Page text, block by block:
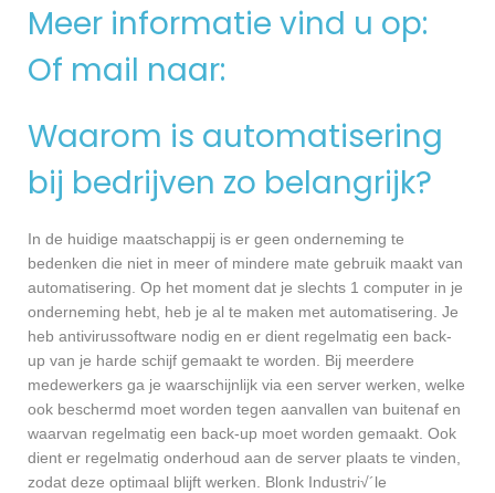
Meer informatie vind u op:
Of mail naar:
Waarom is automatisering
bij bedrijven zo belangrijk?
In de huidige maatschappij is er geen onderneming te
bedenken die niet in meer of mindere mate gebruik maakt van
automatisering. Op het moment dat je slechts 1 computer in je
onderneming hebt, heb je al te maken met automatisering. Je
heb antivirussoftware nodig en er dient regelmatig een back-
up van je harde schijf gemaakt te worden. Bij meerdere
medewerkers ga je waarschijnlijk via een server werken, welke
ook beschermd moet worden tegen aanvallen van buitenaf en
waarvan regelmatig een back-up moet worden gemaakt. Ook
dient er regelmatig onderhoud aan de server plaats te vinden,
zodat deze optimaal blijft werken. Blonk Industri√´le